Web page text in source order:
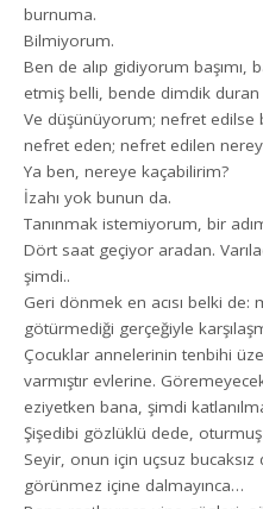
burnuma.
Bilmiyorum.
Ben de alıp gidiyorum başımı,
etmiş belli, bende dimdik
Ve düşünüyorum; nefret edilse
nefret eden; nefret edilen
Ya ben, nereye kaçabilirim?
İzahı yok bunun da.
Tanınmak istemiyorum, bir
Dört saat geçiyor aradan.
şimdi..
Geri dönmek en acısı belki de:
götürmediği gerçeğiyle
Çocuklar annelerinin tenbihi
varmıştır evlerine.
eziyetken bana, şimdi
Şişedibi gözlüklü dede, oturmuş
Seyir, onun için uçsuz
görünmez içine dalmayınca…